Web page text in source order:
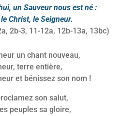
un Sauveur nous est né :
le Christ, le Seigneur.
2b-3, 11-12a, 12b-13a, 13bc)
un chant nouveau,
terre entière,
et bénissez son nom !
son salut,
peuples sa gloire,